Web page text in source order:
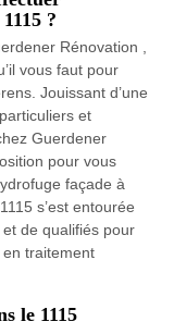
?
Rénovation ,
vous faut pour
Jouissant d’une
et
Guerdener
pour vous
façade à
s’est entourée
de qualifiés pour
en traitement
le 1115